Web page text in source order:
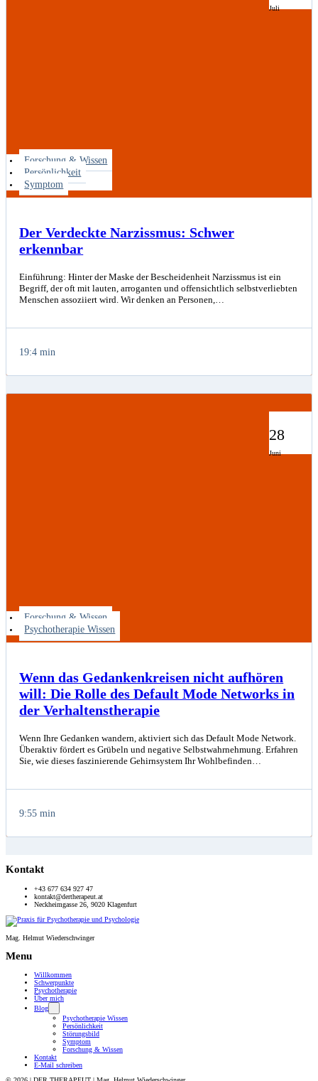
Juli
Der Verdeckte Narzissmus: Schwer
erkennbar
Forschung & Wissen
Persönlichkeit
Symptom
Einführung: Hinter der Maske der Bescheidenheit Narzissmus ist ein
Begriff, der oft mit lauten, arroganten und offensichtlich selbstverliebten
Menschen assoziiert wird. Wir denken an Personen,…
19:4 min
28
Juni
Wenn das Gedankenkreisen nicht aufhören
will: Die Rolle des Default Mode Networks in
der Verhaltenstherapie
Forschung & Wissen
Psychotherapie Wissen
Wenn Ihre Gedanken wandern, aktiviert sich das Default Mode Network.
Überaktiv fördert es Grübeln und negative Selbstwahrnehmung. Erfahren
Sie, wie dieses faszinierende Gehirnsystem Ihr Wohlbefinden…
9:55 min
Kontakt
+43 677 634 927 47
kontakt@dertherapeut.at
Neckheimgasse 26, 9020 Klagenfurt
Mag. Helmut Wiederschwinger
Menu
Willkommen
Schwerpunkte
Psychotherapie
Über mich
Blog
Psychotherapie Wissen
Persönlichkeit
Störungsbild
Symptom
Forschung & Wissen
Kontakt
E-Mail schreiben